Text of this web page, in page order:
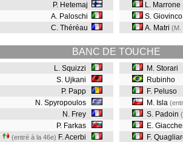
P. Hetemaj
A. Paloschi
C. Théréau
L. Marrone
S.
A. Matri (M.
BANC DE TOUCHE
L. Squizzi
S. Ujkani
P. Papp
N. Spyropoulos
N. Frey
P. Farkas
(entré à la 46e) F. Acerbi
M. Storari
Rubinho
F. Peluso
M. Isla
S. Padoin
E.
F.